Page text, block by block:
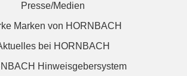
Presse/Medien
Marken von HORNBACH
bei HORNBACH
Hinweisgebersystem